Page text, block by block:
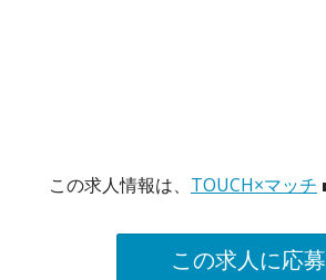
この求人情報は、 TOUCH×マッチ
この求人に応募